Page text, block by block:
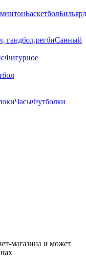
БаскетболБильярд
гандбол,регбиСанный
Фигурное
ЧасыФутболки
магазина и может